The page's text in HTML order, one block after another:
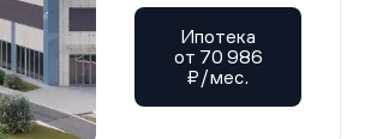
Ипотека
от 70 986
₽/мес.